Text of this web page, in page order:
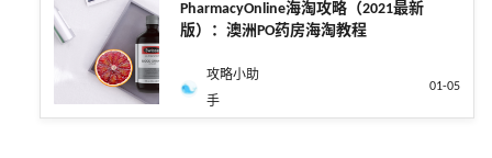
PharmacyOnline海淘攻略（2021最新
版）：澳洲PO药房海淘教程
攻略小助
手
01-05